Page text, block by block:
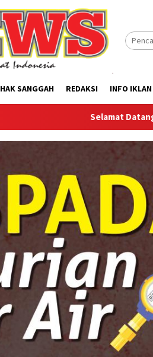
HAK SANGGAH REDAKSI INFO IKLAN
Selamat Datang Di Website